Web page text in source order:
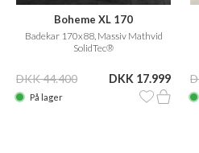
Boheme XL 170
Badekar 170x88, Massiv Mathvid
SolidTec®
DKK 44.400 DKK 17.999
På lager